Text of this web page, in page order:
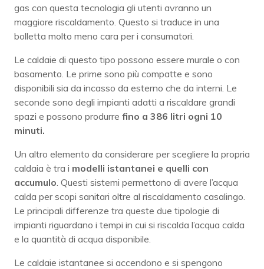
gas con questa tecnologia gli utenti avranno un
maggiore riscaldamento. Questo si traduce in una
bolletta molto meno cara per i consumatori.
Le caldaie di questo tipo possono essere murale o con
basamento. Le prime sono più compatte e sono
disponibili sia da incasso da esterno che da interni. Le
seconde sono degli impianti adatti a riscaldare grandi
spazi e possono produrre fino a 386 litri ogni 10
minuti.
Un altro elemento da considerare per scegliere la propria
caldaia è tra i modelli istantanei e quelli con
accumulo . Questi sistemi permettono di avere l’acqua
calda per scopi sanitari oltre al riscaldamento casalingo.
Le principali differenze tra queste due tipologie di
impianti riguardano i tempi in cui si riscalda l’acqua calda
e la quantità di acqua disponibile.
Le caldaie istantanee si accendono e si spengono